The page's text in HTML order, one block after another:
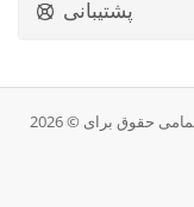
پشتیبانی